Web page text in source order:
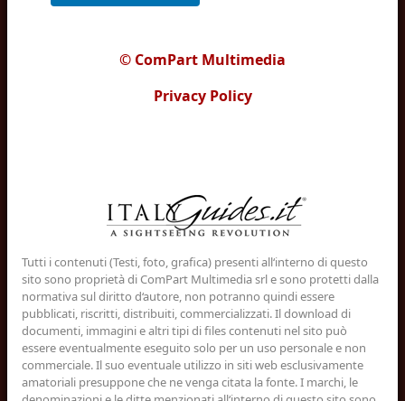
© ComPart Multimedia
Privacy Policy
Tutti i contenuti (Testi, foto, grafica) presenti all‘interno di questo
sito sono proprietà di ComPart Multimedia srl e sono protetti dalla
normativa sul diritto d‘autore, non potranno quindi essere
pubblicati, riscritti, distribuiti, commercializzati. Il download di
documenti, immagini e altri tipi di files contenuti nel sito può
essere eventualmente eseguito solo per un uso personale e non
commerciale. Il suo eventuale utilizzo in siti web esclusivamente
amatoriali presuppone che ne venga citata la fonte. I marchi, le